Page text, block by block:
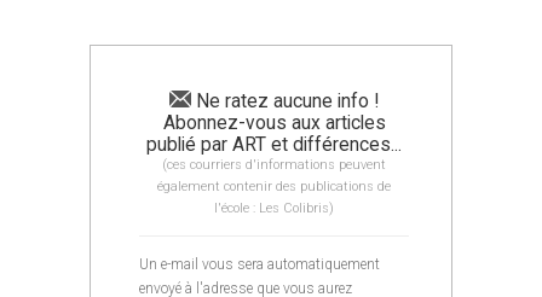
Ne ratez aucune info !
Abonnez-vous aux articles
publié par ART et différences...
(ces courriers d'informations peuvent
également contenir des publications de
l'école : Les Colibris)
Un e-mail vous sera automatiquement
envoyé à l'adresse que vous aurez